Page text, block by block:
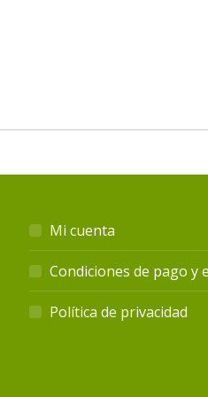
Mi cuenta
Condiciones de pago y
Política de privacidad